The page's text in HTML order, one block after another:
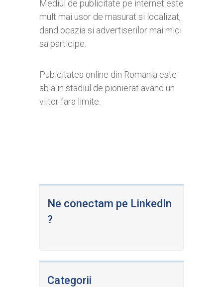
Mediul de publicitate pe internet este
mult mai usor de masurat si localizat,
dand ocazia si advertiserilor mai mici
sa participe.
Pubicitatea online din Romania este
abia in stadiul de pionierat avand un
viitor fara limite.
Ne conectam pe LinkedIn
?
Categorii